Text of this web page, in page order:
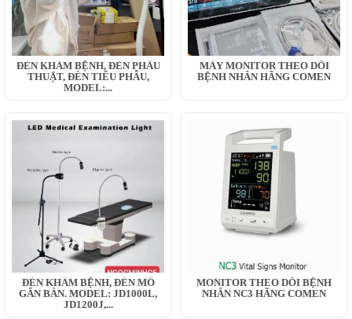
ĐÈN KHÁM BỆNH, ĐÈN PHẪU
THUẬT, ĐÈN TIỂU PHẪU,
MODEL:...
MÁY MONITOR THEO DÕI
BỆNH NHÂN HÃNG COMEN
ĐÈN KHÁM BỆNH, ĐÈN MỔ
GẮN BÀN. MODEL: JD1000L,
JD1200J,...
MONITOR THEO DÕI BỆNH
NHÂN NC3 HÃNG COMEN